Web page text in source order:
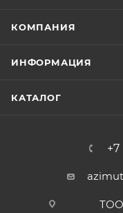
КОМПАНИЯ
ИНФОРМАЦИЯ
КАТАЛОГ
ТОО